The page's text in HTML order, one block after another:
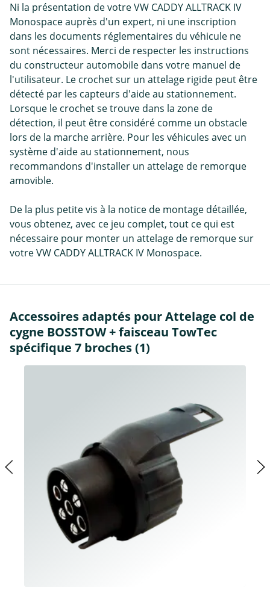
Ni la présentation de votre VW CADDY ALLTRACK IV
Monospace auprès d'un expert, ni une inscription
dans les documents réglementaires du véhicule ne
sont nécessaires. Merci de respecter les instructions
du constructeur automobile dans votre manuel de
l'utilisateur. Le crochet sur un attelage rigide peut être
détecté par les capteurs d'aide au stationnement.
Lorsque le crochet se trouve dans la zone de
détection, il peut être considéré comme un obstacle
lors de la marche arrière. Pour les véhicules avec un
système d'aide au stationnement, nous
recommandons d'installer un attelage de remorque
amovible.
De la plus petite vis à la notice de montage détaillée,
vous obtenez, avec ce jeu complet, tout ce qui est
nécessaire pour monter un attelage de remorque sur
votre VW CADDY ALLTRACK IV Monospace.
Accessoires adaptés pour Attelage col de
cygne BOSSTOW + faisceau TowTec
spécifique 7 broches (1)